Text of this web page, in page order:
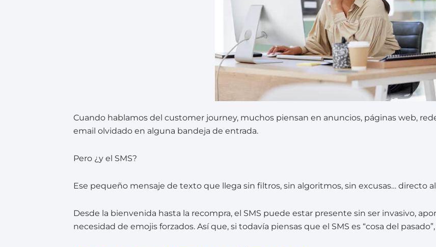
Cuando hablamos del customer journey, muchos piensan en anuncios, páginas web,
email olvidado en alguna bandeja de entrada.
Pero ¿y el SMS?
Ese pequeño mensaje de texto que llega sin filtros, sin algoritmos, sin excusas… directo
Desde la bienvenida hasta la recompra, el SMS puede estar presente sin ser invasivo,
necesidad de emojis forzados. Así que, si todavía piensas que el SMS es “cosa del